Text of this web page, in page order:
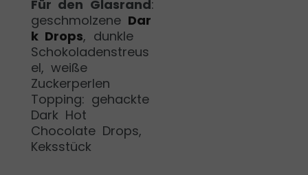
Für den Glasrand:
geschmolzene Dar
k Drops, dunkle
Schokoladenstreus
el, weiße
Zuckerperlen
Topping: gehackte
Dark Hot
Chocolate Drops,
Keksstück